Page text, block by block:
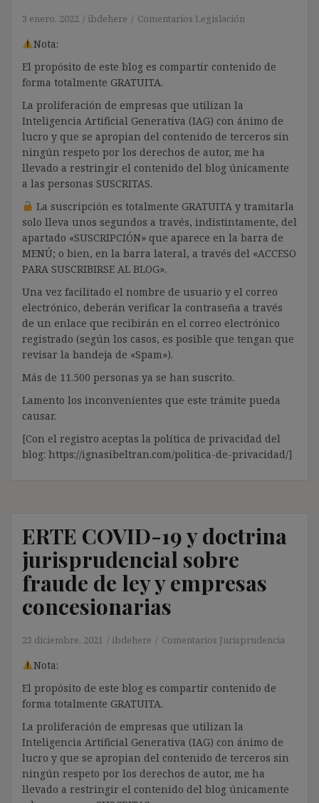
3 enero, 2022 ibdehere Comentarios Legislación
Nota:
El propósito de este blog es compartir contenido de
forma totalmente GRATUITA.
La proliferación de empresas que utilizan la
Inteligencia Artificial Generativa (IAG) con ánimo de
lucro y que se apropian del contenido de terceros sin
ningún respeto por los derechos de autor, me ha
llevado a restringir el contenido del blog únicamente
a las personas SUSCRITAS.
La suscripción es totalmente GRATUITA y tramitarla
solo lleva unos segundos a través, indistintamente, del
apartado «SUSCRIPCIÓN» que aparece en la barra de
MENÚ; o bien, en la barra lateral, a través del «ACCESO
PARA SUSCRIBIRSE AL BLOG».
Una vez facilitado el nombre de usuario y el correo
electrónico, deberán verificar la contraseña a través
de un enlace que recibirán en el correo electrónico
registrado (según los casos, es posible que tengan que
revisar la bandeja de «Spam»).
Más de 11.500 personas ya se han suscrito.
Lamento los inconvenientes que este trámite pueda
causar.
[Con el registro aceptas la política de privacidad del
blog: https://ignasibeltran.com/politica-de-privacidad/]
ERTE COVID-19 y doctrina
jurisprudencial sobre
fraude de ley y empresas
concesionarias
23 diciembre, 2021 ibdehere Comentarios Jurisprudencia
Nota:
El propósito de este blog es compartir contenido de
forma totalmente GRATUITA.
La proliferación de empresas que utilizan la
Inteligencia Artificial Generativa (IAG) con ánimo de
lucro y que se apropian del contenido de terceros sin
ningún respeto por los derechos de autor, me ha
llevado a restringir el contenido del blog únicamente